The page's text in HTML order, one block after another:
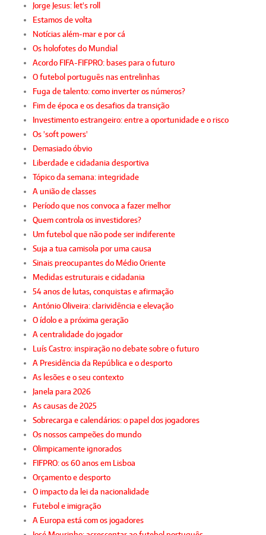
Jorge Jesus: let's roll
Estamos de volta
Notícias além-mar e por cá
Os holofotes do Mundial
Acordo FIFA-FIFPRO: bases para o futuro
O futebol português nas entrelinhas
Fuga de talento: como inverter os números?
Fim de época e os desafios da transição
Investimento estrangeiro: entre a oportunidade e o risco
Os 'soft powers'
Demasiado óbvio
Liberdade e cidadania desportiva
Tópico da semana: integridade
A união de classes
Período que nos convoca a fazer melhor
Quem controla os investidores?
Um futebol que não pode ser indiferente
Suja a tua camisola por uma causa
Sinais preocupantes do Médio Oriente
Medidas estruturais e cidadania
54 anos de lutas, conquistas e afirmação
António Oliveira: clarividência e elevação
O ídolo e a próxima geração
A centralidade do jogador
Luís Castro: inspiração no debate sobre o futuro
A Presidência da República e o desporto
As lesões e o seu contexto
Janela para 2026
As causas de 2025
Sobrecarga e calendários: o papel dos jogadores
Os nossos campeões do mundo
Olimpicamente ignorados
FIFPRO: os 60 anos em Lisboa
Orçamento e desporto
O impacto da lei da nacionalidade
Futebol e imigração
A Europa está com os jogadores